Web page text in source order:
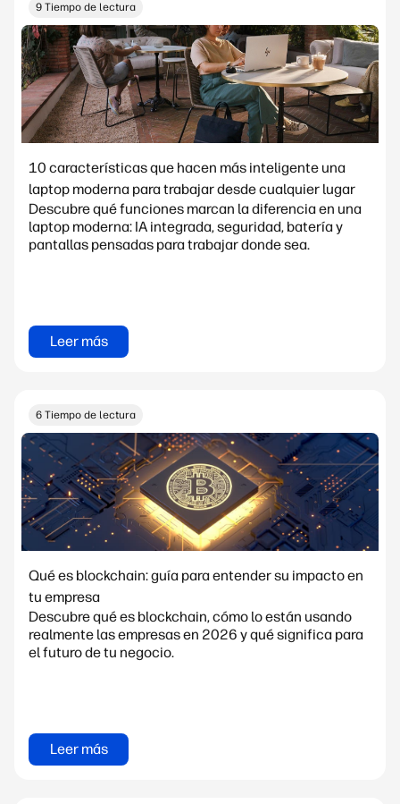
9 Tiempo de lectura
10 características que hacen más inteligente una
laptop moderna para trabajar desde cualquier lugar
Descubre qué funciones marcan la diferencia en una
laptop moderna: IA integrada, seguridad, batería y
pantallas pensadas para trabajar donde sea.
Leer más
6 Tiempo de lectura
Qué es blockchain: guía para entender su impacto en
tu empresa
Descubre qué es blockchain, cómo lo están usando
realmente las empresas en 2026 y qué significa para
el futuro de tu negocio.
Leer más